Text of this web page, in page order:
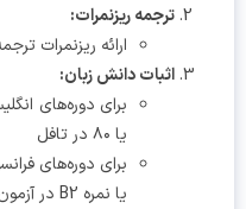
ترجمه ریزنمرات:
ارائه ریزنمرات
اثبات دانش زبان:
یا نمره B2 در آزمون TCF